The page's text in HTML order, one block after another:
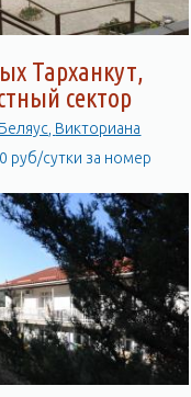
Тарханкут,
сектор
Мыс Беляус, Викториана
руб/сутки за номер